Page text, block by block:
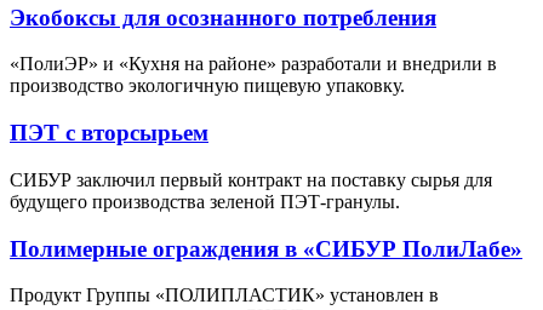
Экобоксы для осознанного потребления
«ПолиЭР» и «Кухня на районе» разработали и внедрили в
производство экологичную пищевую упаковку.
ПЭТ с вторсырьем
СИБУР заключил первый контракт на поставку сырья для
будущего производства зеленой ПЭТ-гранулы.
Полимерные ограждения в «СИБУР ПолиЛабе»
Продукт Группы «ПОЛИПЛАСТИК» установлен в